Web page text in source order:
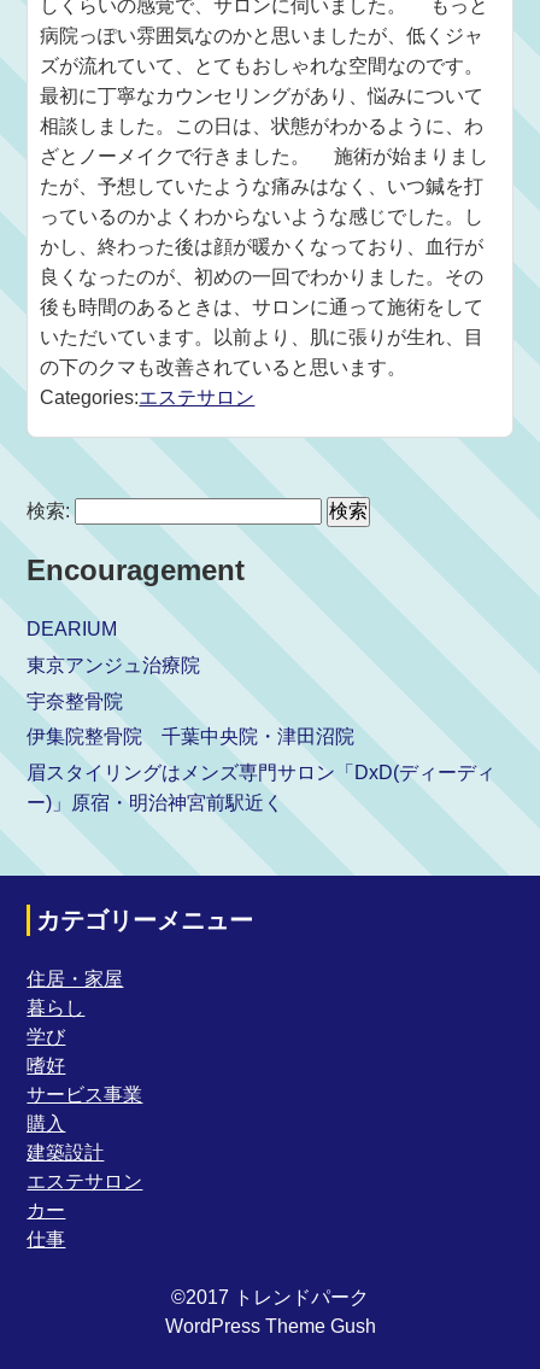
しくらいの感覚で、サロンに伺いました。 もっと
病院っぽい雰囲気なのかと思いましたが、低くジャ
ズが流れていて、とてもおしゃれな空間なのです。
最初に丁寧なカウンセリングがあり、悩みについて
相談しました。この日は、状態がわかるように、わ
ざとノーメイクで行きました。 施術が始まりまし
たが、予想していたような痛みはなく、いつ鍼を打
っているのかよくわからないような感じでした。し
かし、終わった後は顔が暖かくなっており、血行が
良くなったのが、初めの一回でわかりました。その
後も時間のあるときは、サロンに通って施術をして
いただいています。以前より、肌に張りが生れ、目
の下のクマも改善されていると思います。
Categories:エステサロン
検索:
Encouragement
DEARIUM
東京アンジュ治療院
宇奈整骨院
伊集院整骨院 千葉中央院・津田沼院
眉スタイリングはメンズ専門サロン「DxD(ディーディ
ー)」原宿・明治神宮前駅近く
カテゴリーメニュー
住居・家屋
暮らし
学び
嗜好
サービス事業
購入
建築設計
エステサロン
カー
仕事
©2017 トレンドパーク
WordPress Theme Gush